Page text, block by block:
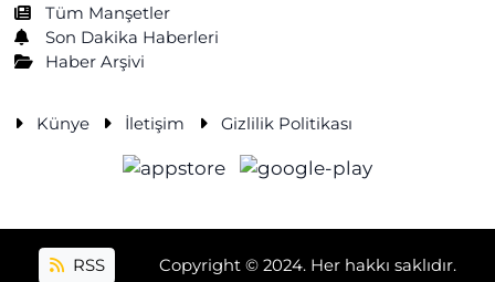
Tüm Manşetler
Son Dakika Haberleri
Haber Arşivi
Künye İletişim Gizlilik Politikası
RSS Copyright © 2024. Her hakkı saklıdır.